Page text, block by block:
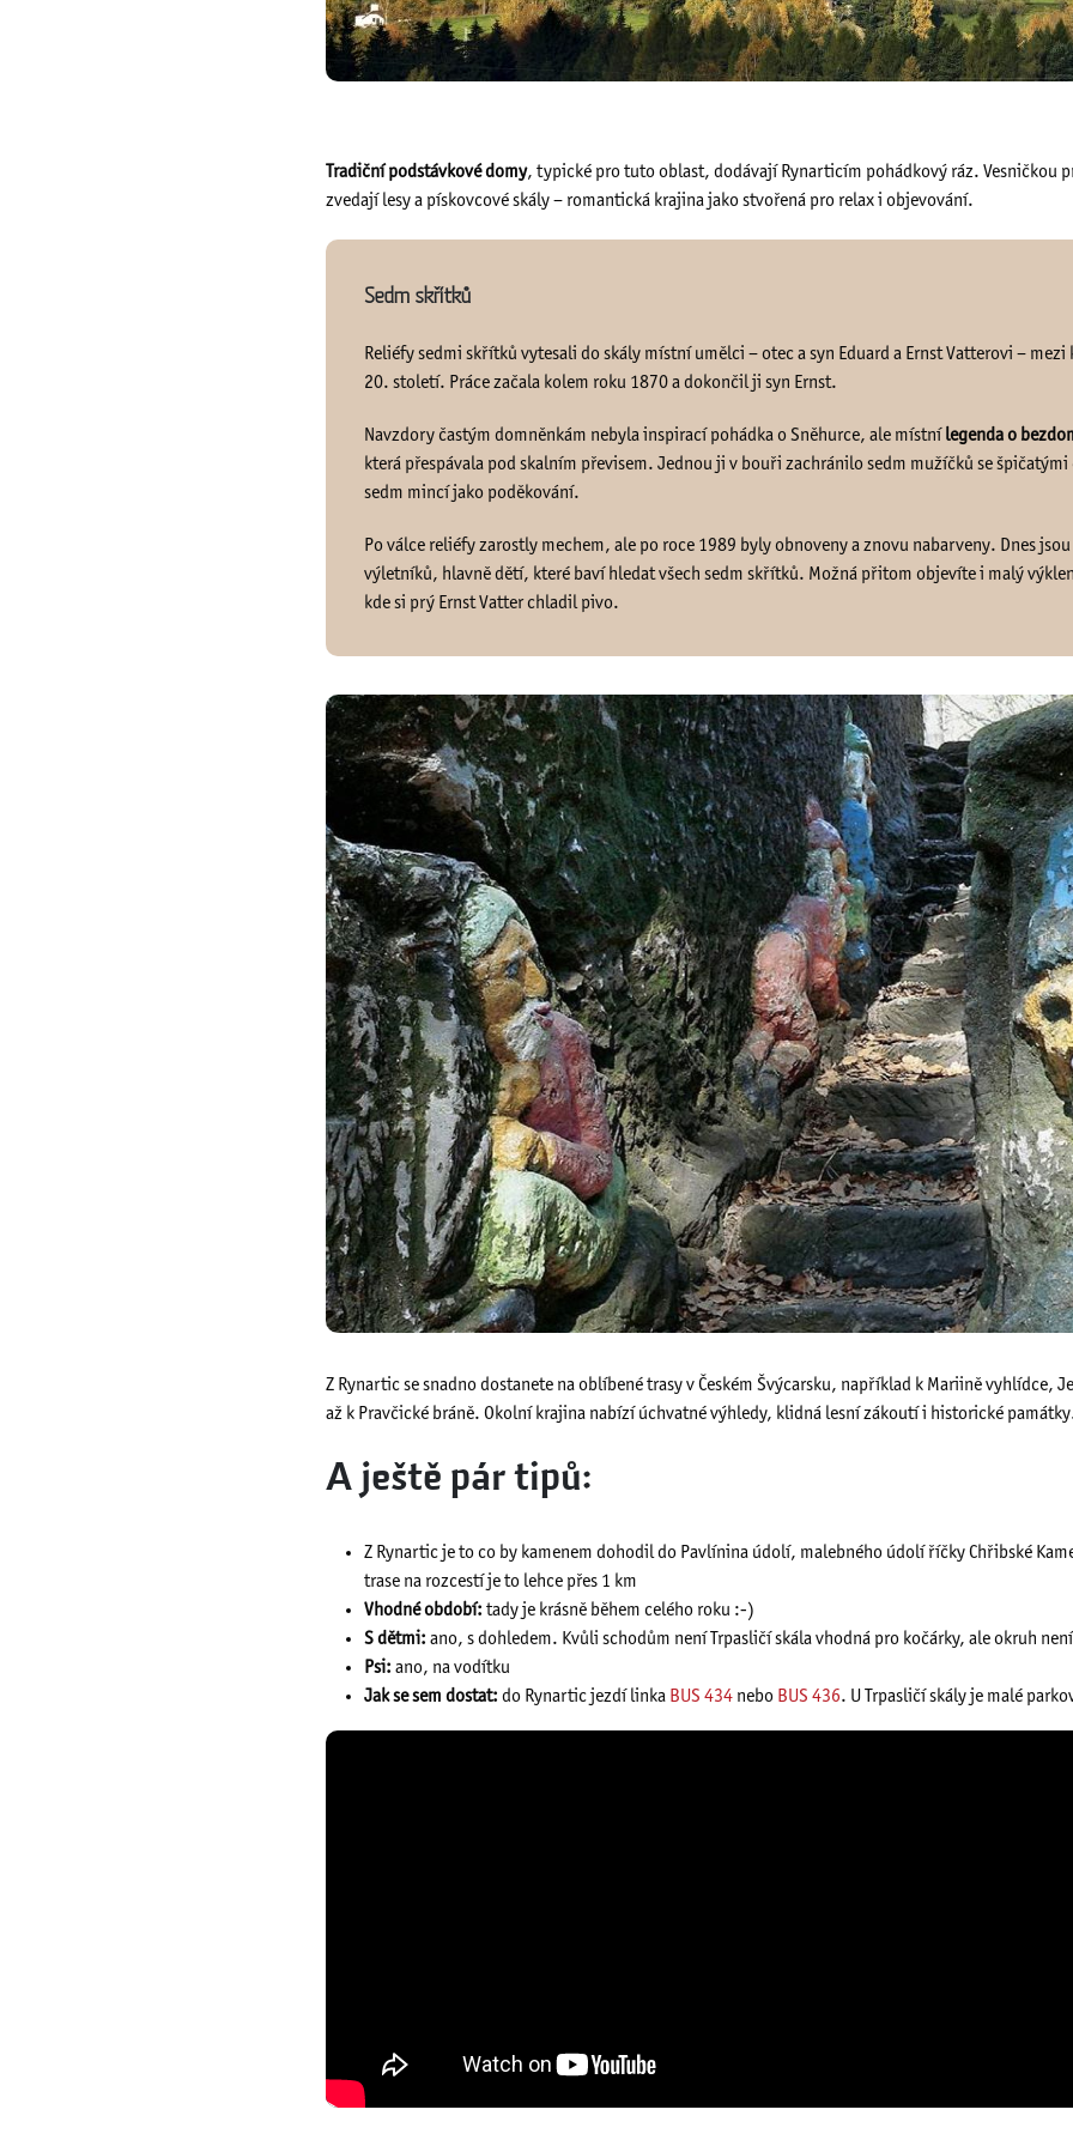
Tradiční podstávkové domy, typické pro tuto oblast, dodávají Rynarticím pohádkový ráz. Vesničkou
zvedají lesy a pískovcové skály – romantická krajina jako stvořená pro relax i objevování.
Sedm skřítků
Reliéfy sedmi skřítků vytesali do skály místní umělci – otec a syn Eduard a Ernst Vatterovi – mezi
20. století. Práce začala kolem roku 1870 a dokončil ji syn Ernst.
Navzdory častým domněnkám nebyla inspirací pohádka o Sněhurce, ale místní legenda o
která přespávala pod skalním převisem. Jednou ji v bouři zachránilo sedm mužíčků se
sedm mincí jako poděkování.
Po válce reliéfy zarostly mechem, ale po roce 1989 byly obnoveny a znovu nabarveny. Dnes
výletníků, hlavně dětí, které baví hledat všech sedm skřítků. Možná přitom objevíte i malý
kde si prý Ernst Vatter chladil pivo.
Z Rynartic se snadno dostanete na oblíbené trasy v Českém Švýcarsku, například k Mariině vyhlídce,
až k Pravčické bráně. Okolní krajina nabízí úchvatné výhledy, klidná lesní zákoutí i historické
A ještě pár tipů:
Z Rynartic je to co by kamenem dohodil do Pavlínina údolí, malebného údolí říčky Chřibské
trase na rozcestí je to lehce přes 1 km
Vhodné období: tady je krásně během celého roku :-)
S dětmi: ano, s dohledem. Kvůli schodům není Trpasličí skála vhodná pro kočárky, ale okruh
Psi: ano, na vodítku
Jak se sem dostat: do Rynartic jezdí linka BUS 434 nebo BUS 436. U Trpasličí skály je malé